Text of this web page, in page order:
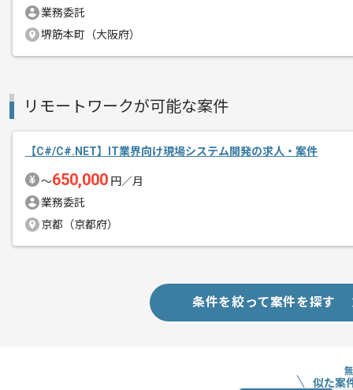
業務委託
堺筋本町（大阪府）
リモートワークが可能な案件
【C#/C#.NET】IT業界向け現場システム開発の求人・案件
〜650,000 円／月
業務委託
京都（京都府）
条件を絞って案件を探す
似た案